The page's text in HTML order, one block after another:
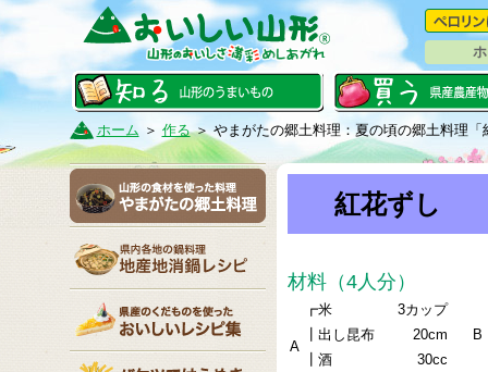
ホーム ＞ 作る＞やまがたの郷土料理：夏の頃の郷土料理「
紅花ずし
材料（4人分）
A
┏米
3カップ
┃出し昆布
20cm
┃酒
30cc
B